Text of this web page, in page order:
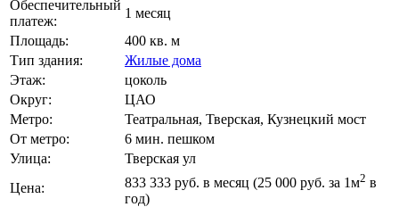
Обеспечительный
платеж:
1 месяц
Площадь:
400 кв. м
Тип здания:
Жилые дома
Этаж:
цоколь
Округ:
ЦАО
Метро:
Театральная, Тверская, Кузнецкий мост
От метро:
6 мин. пешком
Улица:
Тверская ул
Цена:
833 333 руб. в месяц (25 000 руб. за 1м2 в
год)